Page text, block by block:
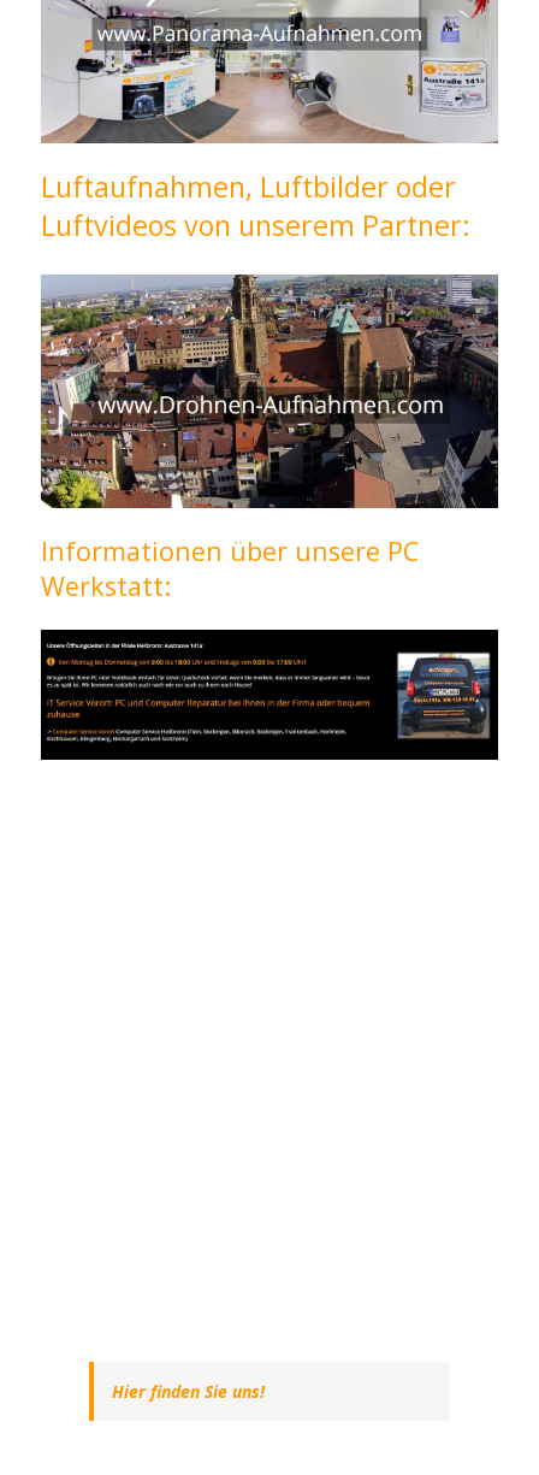
Luftaufnahmen, Luftbilder oder
Luftvideos von unserem Partner:
Informationen über unsere PC
Werkstatt:
Hier finden Sie uns!